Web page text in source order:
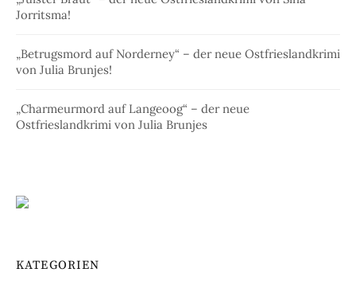
Jorritsma!
„Betrugsmord auf Norderney“ – der neue Ostfrieslandkrimi
von Julia Brunjes!
„Charmeurmord auf Langeoog“ – der neue
Ostfrieslandkrimi von Julia Brunjes
KATEGORIEN